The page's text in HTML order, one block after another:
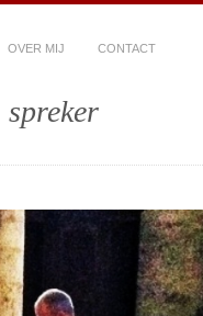
OVER MIJ CONTACT